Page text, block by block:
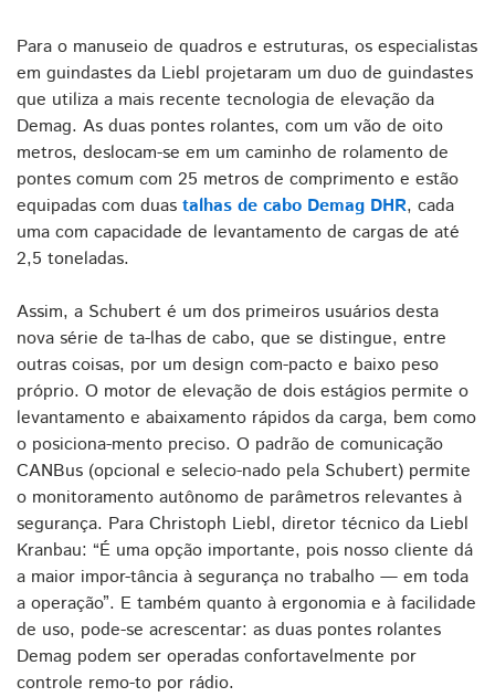
Para o manuseio de quadros e estruturas, os especialistas
em guindastes da Liebl projetaram um duo de guindastes
que utiliza a mais recente tecnologia de elevação da
Demag. As duas pontes rolantes, com um vão de oito
metros, deslocam-se em um caminho de rolamento de
pontes comum com 25 metros de comprimento e estão
equipadas com duas talhas de cabo Demag DHR, cada
uma com capacidade de levantamento de cargas de até
2,5 toneladas.
Assim, a Schubert é um dos primeiros usuários desta
nova série de ta-lhas de cabo, que se distingue, entre
outras coisas, por um design com-pacto e baixo peso
próprio. O motor de elevação de dois estágios permite o
levantamento e abaixamento rápidos da carga, bem como
o posiciona-mento preciso. O padrão de comunicação
CANBus (opcional e selecio-nado pela Schubert) permite
o monitoramento autônomo de parâmetros relevantes à
segurança. Para Christoph Liebl, diretor técnico da Liebl
Kranbau: “É uma opção importante, pois nosso cliente dá
a maior impor-tância à segurança no trabalho — em toda
a operação”. E também quanto à ergonomia e à facilidade
de uso, pode-se acrescentar: as duas pontes rolantes
Demag podem ser operadas confortavelmente por
controle remo-to por rádio.